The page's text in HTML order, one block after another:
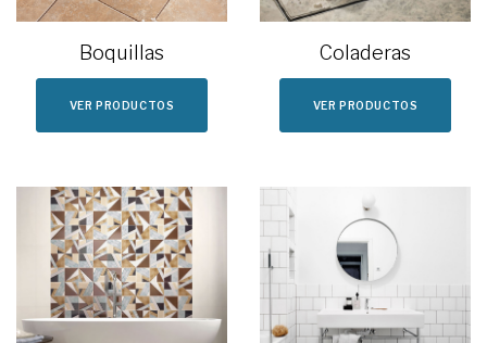
Boquillas
VER PRODUCTOS
Coladeras
VER PRODUCTOS